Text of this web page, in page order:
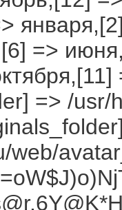
=>
=> /
web/